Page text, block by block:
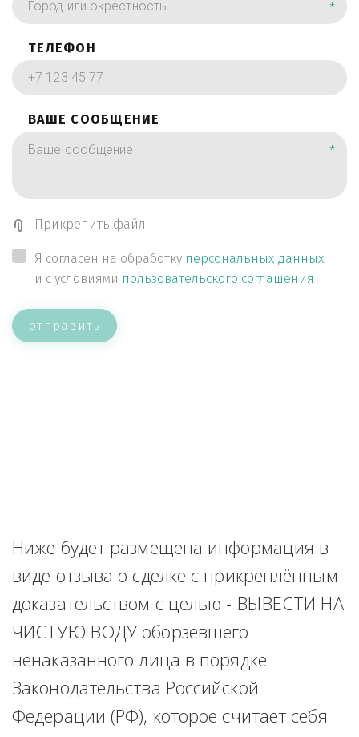
*
ТЕЛЕФОН
ВАШЕ СООБЩЕНИЕ
*
Прикрепить файл
Я согласен на обработку персональных данных
и с условиями пользовательского соглашения
отправить
Ниже будет размещена информация в
виде отзыва о сделке с прикреплённым
доказательством с целью - ВЫВЕСТИ НА
ЧИСТУЮ ВОДУ оборзевшего
ненаказанного лица в порядке
Законодательства Российской
Федерации (РФ), которое считает себя